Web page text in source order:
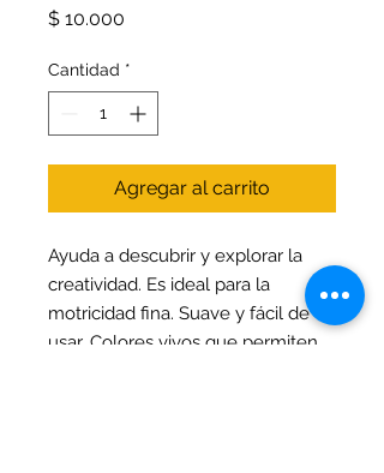
$ 10.000
Cantidad *
Agregar al carrito
Ayuda a descubrir y explorar la
creatividad. Es ideal para la
motricidad fina. Suave y fácil de
usar. Colores vivos que permiten